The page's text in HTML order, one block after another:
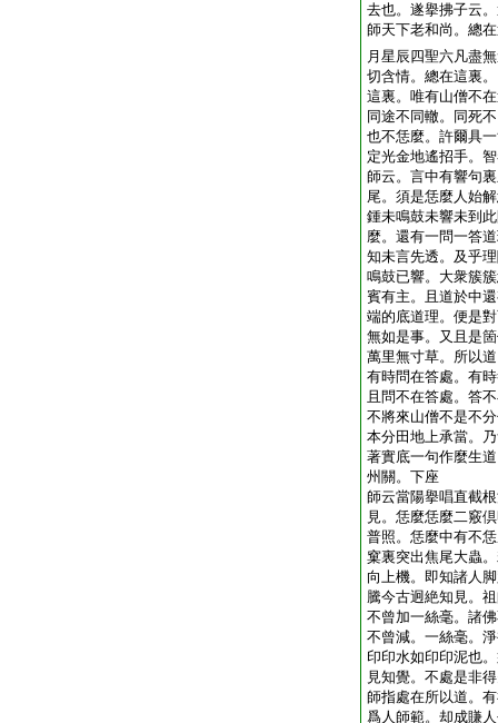
去也。遂擧拂子云
師天下老和尚。總
月星辰四聖六凡盡
切含情。總在這裏
這裏。唯有山僧不
同途不同轍。同死
也不恁麼。許爾具
定光金地遙招手。
師云。言中有響句
尾。須是恁麼人始
鍾未鳴鼓未響未到
麼。還有一問一答
知未言先透。及乎
鳴鼓已響。大衆簇
賓有主。且道於中
端的底道理。便是
無如是事。又且是
萬里無寸草。所以
有時問在答處。有
且問不在答處。答
不將來山僧不是不
本分田地上承當。
著實底一句作麼生
州關。下座
師云當陽擧唱直截
見。恁麼恁麼二竅
普照。恁麼中有不
窠裏突出焦尾大蟲
向上機。即知諸人
騰今古迥絶知見。
不曾加一絲毫。諸
不曾減。一絲毫。
印印水如印印泥也
見知覺。不處是非
師指處在所以道。
爲人師範。却成賺